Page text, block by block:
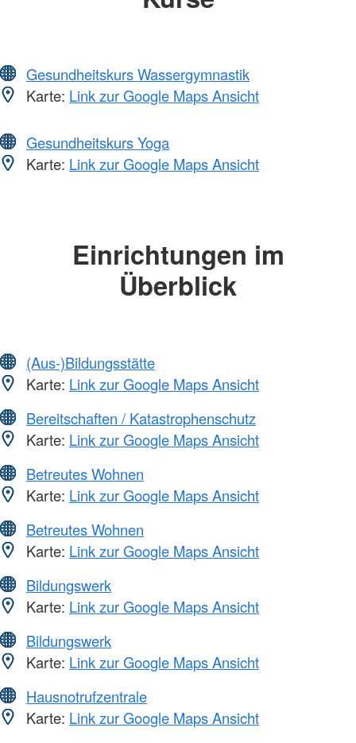
Gesundheitskurs Wassergymnastik
Karte: Link zur Google Maps Ansicht
Gesundheitskurs Yoga
Karte: Link zur Google Maps Ansicht
Einrichtungen im
Überblick
(Aus-)Bildungsstätte
Karte: Link zur Google Maps Ansicht
Bereitschaften / Katastrophenschutz
Karte: Link zur Google Maps Ansicht
Betreutes Wohnen
Karte: Link zur Google Maps Ansicht
Betreutes Wohnen
Karte: Link zur Google Maps Ansicht
Bildungswerk
Karte: Link zur Google Maps Ansicht
Bildungswerk
Karte: Link zur Google Maps Ansicht
Hausnotrufzentrale
Karte: Link zur Google Maps Ansicht